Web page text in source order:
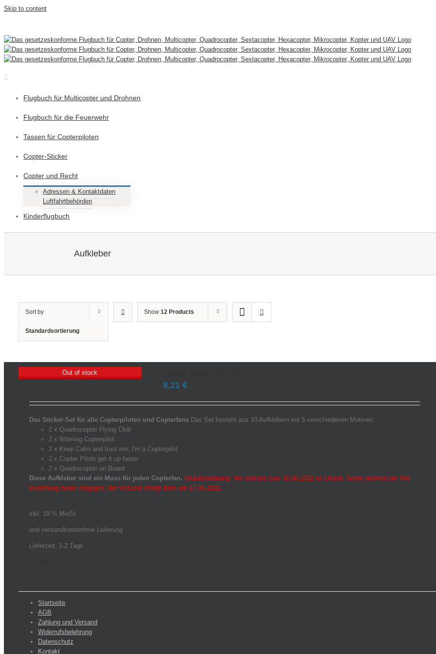
Skip to content
Flugbuch für Multicopter und Drohnen
Flugbuch für die Feuerwehr
Tassen für Copterpiloten
Copter-Sticker
Copter und Recht
Adressen & Kontaktdaten
Luftfahrtbehörden
Kinderflugbuch
Aufkleber
Sort by
Standardsortierung
Show 12 Products
Out of stock
8,21 €
Das Sticker-Set für alle Copterpiloten und Copterfans Das Set besteht aus 10 Aufklebern mit 5 verschiedenen Motiven:
2 x Quadrocopter Flying Club
2 x Warning Copterpilot
2 x Keep Calm and trust me, I'm a Copterpilot
2 x Copter Pilots get it up faster
2 x Quadrocopter on Board
Diese Aufkleber sind ein Muss für jeden Copterfan. Urlaubsmeldung: Wir sind bis zum 16.06.2022 im Urlaub. Gerne nehmen wir Ihre
Bestellung heute entgegen; der Versand erfolgt dann am 17.06.2022.
inkl. 19 % MwSt.
und versandkostenfreie Lieferung
Lieferzeit: 1-2 Tage
Startseite
AGB
Zahlung und Versand
Widerrufsbelehrung
Datenschutz
Kontakt